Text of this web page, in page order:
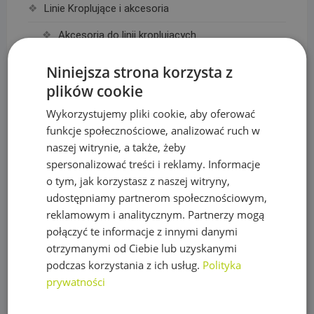
Linie Kroplujące i akcesoria
Akcesoria do linii kroplujących
Maty, taśmy ogrodzeniowe i akcesoria
Mikronawadnianie
Narzędzia
Nawozy do trawy
Obrzeża trawnikowe, kraty parkingowe i kotwy
Opryskiwacze
Oświetlenie
Plandeki ochronne
Niniejsza strona korzysta z
plików cookie
Wykorzystujemy pliki cookie, aby oferować
funkcje społecznościowe, analizować ruch w
naszej witrynie, a także, żeby
spersonalizować treści i reklamy. Informacje
o tym, jak korzystasz z naszej witryny,
udostępniamy partnerom społecznościowym,
reklamowym i analitycznym. Partnerzy mogą
połączyć te informacje z innymi danymi
otrzymanymi od Ciebie lub uzyskanymi
podczas korzystania z ich usług. Polityka
prywatności